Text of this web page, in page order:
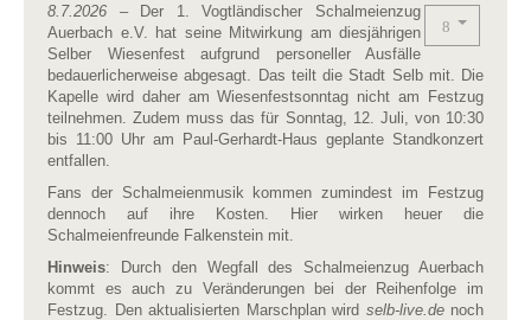
8.7.2026 – Der 1. Vogtländischer Schalmeienzug
Auerbach e.V. hat seine Mitwirkung am diesjährigen
Selber Wiesenfest aufgrund personeller Ausfälle
bedauerlicherweise abgesagt. Das teilt die Stadt Selb mit. Die
Kapelle wird daher am Wiesenfestsonntag nicht am Festzug
teilnehmen. Zudem muss das für Sonntag, 12. Juli, von 10:30
bis 11:00 Uhr am Paul-Gerhardt-Haus geplante Standkonzert
entfallen.
Fans der Schalmeienmusik kommen zumindest im Festzug
dennoch auf ihre Kosten. Hier wirken heuer die
Schalmeienfreunde Falkenstein mit.
Hinweis: Durch den Wegfall des Schalmeienzug Auerbach
kommt es auch zu Veränderungen bei der Reihenfolge im
Festzug. Den aktualisierten Marschplan wird selb-live.denoch